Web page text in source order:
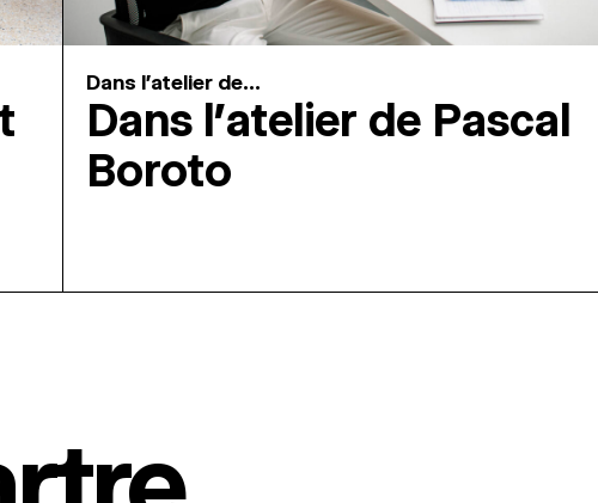
Dans l'atelier de...
Dans l’atelier de Pascal
Boroto